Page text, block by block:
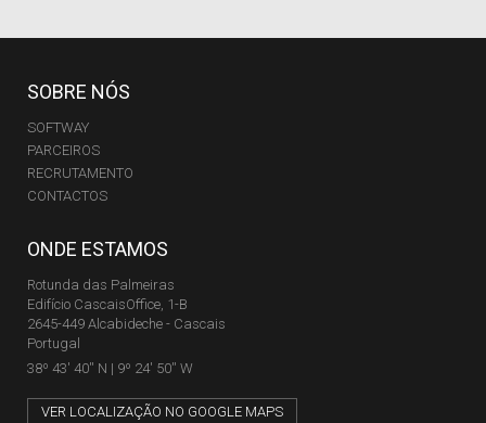
SOBRE NÓS
SOFTWAY
PARCEIROS
RECRUTAMENTO
CONTACTOS
ONDE ESTAMOS
Rotunda das Palmeiras
Edifício CascaisOffice, 1-B
2645-449 Alcabideche - Cascais
Portugal
38º 43' 40'' N | 9º 24' 50'' W
VER LOCALIZAÇÃO NO GOOGLE MAPS